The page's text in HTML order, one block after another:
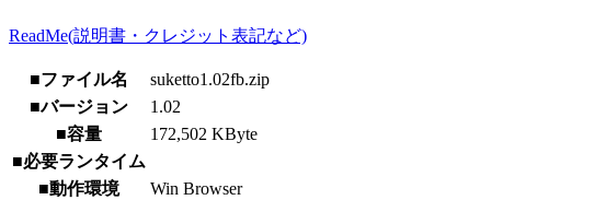
ReadMe(説明書・クレジット表記など)
■ファイル名
suketto1.02fb.zip
■バージョン
1.02
■容量
172,502 KByte
■必要ランタイム
■動作環境
Win Browser